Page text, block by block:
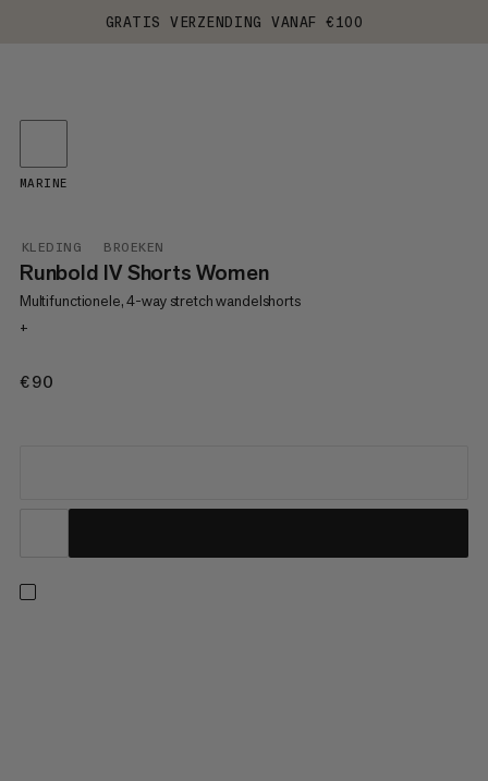
GRATIS VERZENDING VANAF €100
KLEDING BROEKEN
Runbold IV Shorts Women
Multifunctionele, 4-way stretch wandelshorts
+
€90
MARINE